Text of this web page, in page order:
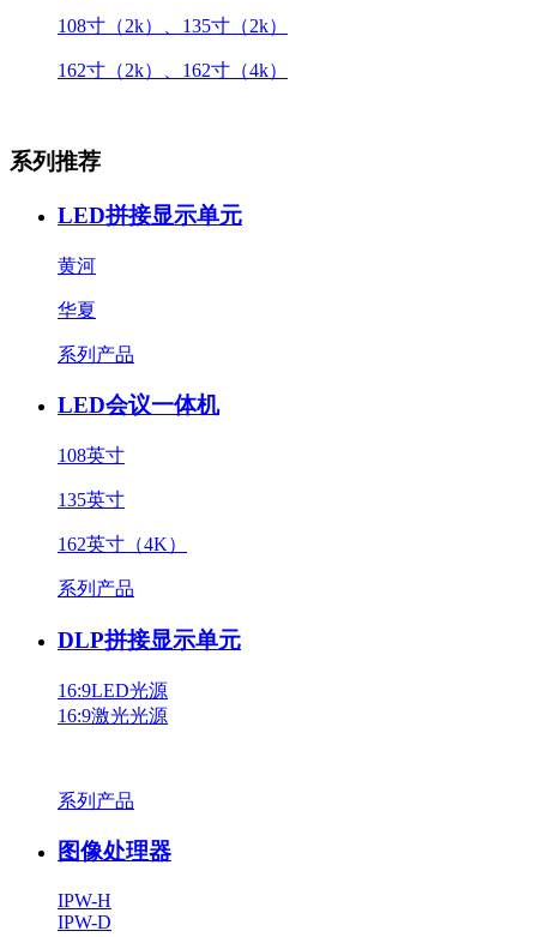
108寸（2k）、135寸（2k）
162寸（2k）、162寸（4k）
系列推荐
LED拼接显示单元
黄河
华夏
系列产品
LED会议一体机
108英寸
135英寸
162英寸（4K）
系列产品
DLP拼接显示单元
16:9LED光源
16:9激光光源
系列产品
图像处理器
IPW-H
IPW-D